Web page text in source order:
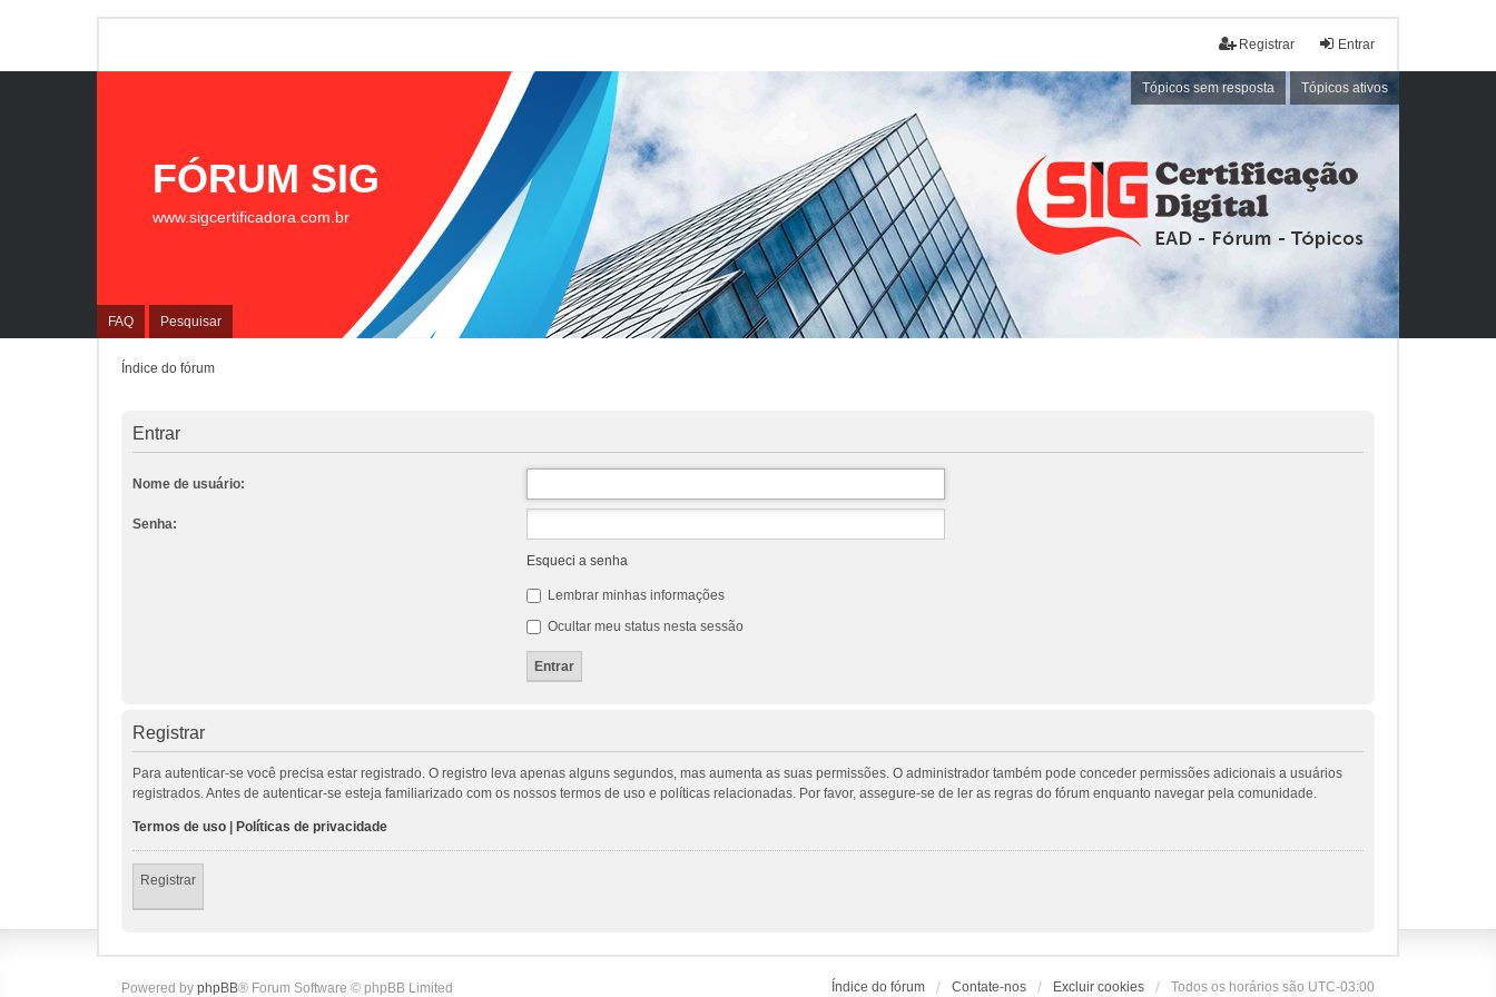
Entrar
Registrar
Tópicos sem resposta Tópicos ativos
FAQ Pesquisar
FÓRUM SIG
www.sigcertificadora.com.br
Índice do fórum
Entrar
Nome de usuário:
Senha:
Esqueci a senha
Lembrar minhas informações
Ocultar meu status nesta sessão
Registrar
Para autenticar-se você precisa estar registrado. O registro leva apenas alguns segundos, mas aumenta as suas permissões. O administrador também pode conceder permissões adicionais a usuários
registrados. Antes de autenticar-se esteja familiarizado com os nossos termos de uso e políticas relacionadas. Por favor, assegure-se de ler as regras do fórum enquanto navegar pela comunidade.
Termos de uso Políticas de privacidade
Registrar
Índice do fórum Contate-nos Excluir cookies Todos os horários são UTC-03:00
Powered by phpBB® Forum Software © phpBB Limited